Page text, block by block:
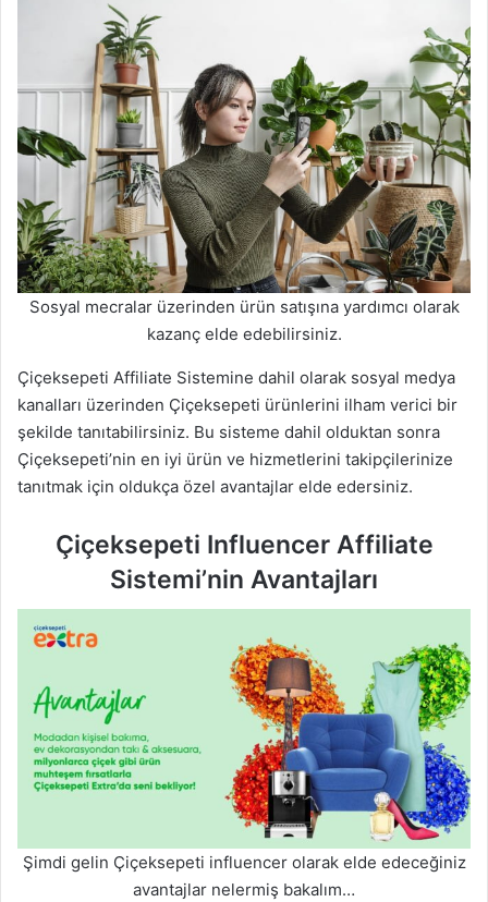
Sosyal mecralar üzerinden ürün satışına yardımcı olarak
kazanç elde edebilirsiniz.
Çiçeksepeti Affiliate Sistemine dahil olarak sosyal medya
kanalları üzerinden Çiçeksepeti ürünlerini ilham verici bir
şekilde tanıtabilirsiniz. Bu sisteme dahil olduktan sonra
Çiçeksepeti’nin en iyi ürün ve hizmetlerini takipçilerinize
tanıtmak için oldukça özel avantajlar elde edersiniz.
Çiçeksepeti Influencer Affiliate
Sistemi’nin Avantajları
Şimdi gelin Çiçeksepeti influencer olarak elde edeceğiniz
avantajlar nelermiş bakalım…